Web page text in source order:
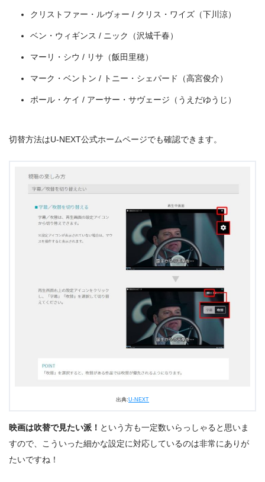
＼＼31日間無料!!お試し解約もOK／／
クリストファー・ルヴォー / クリス・ワイズ（下川涼）
ベン・ウィギンス / ニック（沢城千春）
マーリ・シウ / リサ（飯田里穂）
マーク・ベントン / トニー・シェパード（高宮俊介）
ポール・ケイ / アーサー・サヴェージ（うえだゆうじ）
切替方法はU-NEXT公式ホームページでも確認できます。
出典:U-NEXT
映画は吹替で見たい派！ という方も一定数いらっしゃると思いま
すので、こういった細かな設定に対応しているのは非常にありが
たいですね！